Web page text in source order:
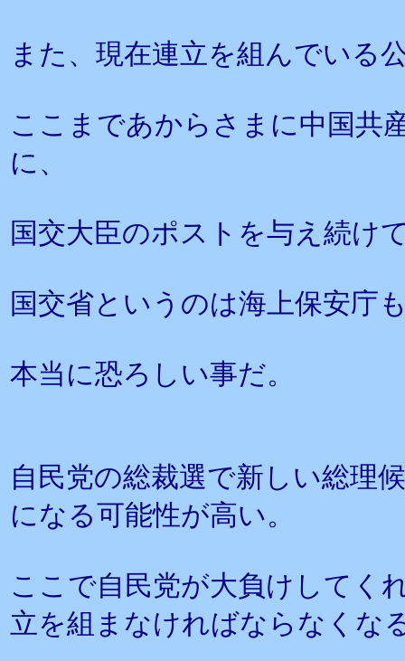
また、現在連立を組んでいる
ここまであからさまに中国共
に、
国交大臣のポストを与え続け
国交省というのは海上保安庁
本当に恐ろしい事だ。
自民党の総裁選で新しい総理
になる可能性が高い。
ここで自民党が大負けしてく
立を組まなければならなくな